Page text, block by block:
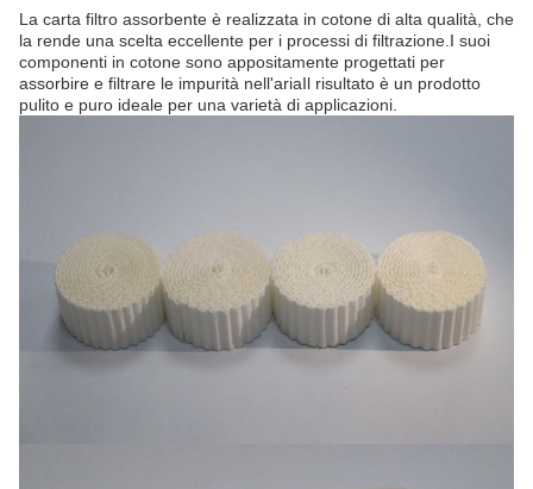
La carta filtro assorbente è realizzata in cotone di alta qualità, che
la rende una scelta eccellente per i processi di filtrazione.I suoi
componenti in cotone sono appositamente progettati per
assorbire e filtrare le impurità nell'ariaIl risultato è un prodotto
pulito e puro ideale per una varietà di applicazioni.